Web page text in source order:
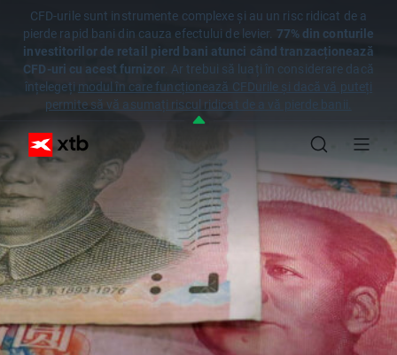
CFD-urile sunt instrumente complexe și au un risc ridicat de a
pierde rapid bani din cauza efectului de levier. 77% din conturile
investitorilor de retail pierd bani atunci când tranzacționează
CFD-uri cu acest furnizor. Ar trebui să luați în considerare dacă
înțelegeți modul în care funcționează CFDurile și dacă vă puteți
permite să vă asumați riscul ridicat de a vă pierde banii.